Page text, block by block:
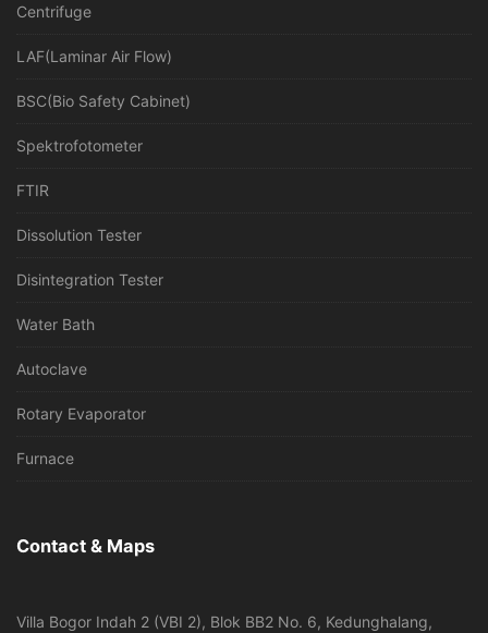
Centrifuge
LAF(Laminar Air Flow)
BSC(Bio Safety Cabinet)
Spektrofotometer
FTIR
Dissolution Tester
Disintegration Tester
Water Bath
Autoclave
Rotary Evaporator
Furnace
Contact & Maps
Villa Bogor Indah 2 (VBI 2), Blok BB2 No. 6, Kedunghalang,